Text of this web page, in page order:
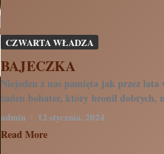
CZWARTA WŁADZA
BAJECZKA
Niejeden z nas pamięta jak przez
żaden bohater, który bronił dobrych,
admin 12 stycznia, 2024
Read More